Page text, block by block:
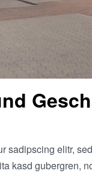
sadipscing elitr,
kasd gubergren,